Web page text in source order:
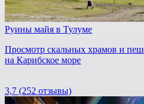
Руины майя в Тулуме
Просмотр скальных храмов и
на Карибское море
3,7 (252 отзывы)